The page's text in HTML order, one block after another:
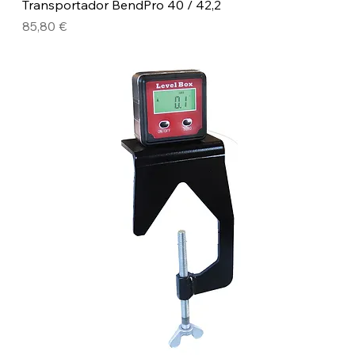
Transportador BendPro 40 / 42,2
Precio
85,80 €